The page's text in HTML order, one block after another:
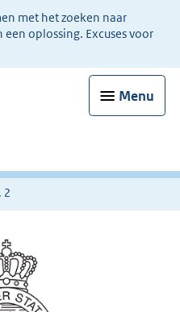
met het zoeken naar
oplossing. Excuses voor
Menu
2